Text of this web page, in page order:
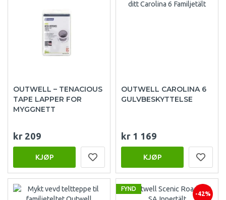
OUTWELL – TENACIOUS
TAPE LAPPER FOR
MYGGNETT
kr 209
KJØP
OUTWELL CAROLINA 6
GULVBESKYTTELSE
kr 1 169
KJØP
FYND
-42%